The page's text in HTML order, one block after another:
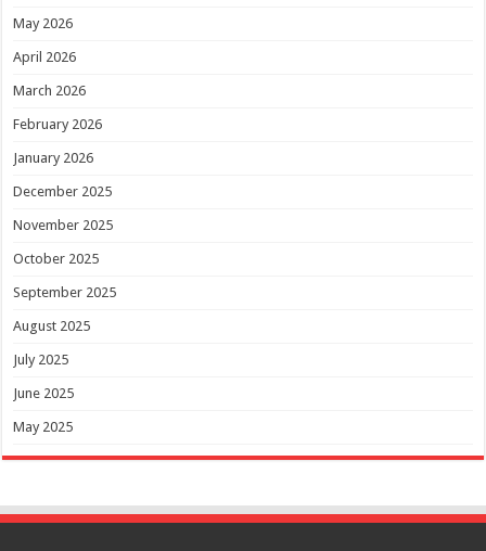
May 2026
April 2026
March 2026
February 2026
January 2026
December 2025
November 2025
October 2025
September 2025
August 2025
July 2025
June 2025
May 2025